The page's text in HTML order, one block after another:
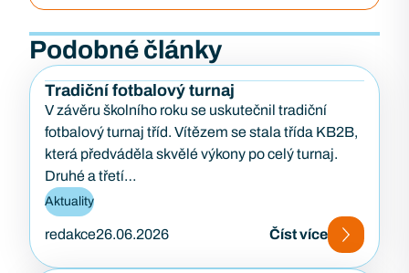
Podobné články
Tradiční fotbalový turnaj
V závěru školního roku se uskutečnil tradiční
fotbalový turnaj tříd. Vítězem se stala třída KB2B,
která předváděla skvělé výkony po celý turnaj.
Druhé a třetí…
Aktuality
redakce26.06.2026 Číst více